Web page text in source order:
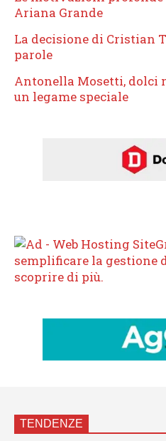
Ariana Grande
La decisione di Cristian
parole
Antonella Mosetti, dolci
un legame speciale
TENDENZE